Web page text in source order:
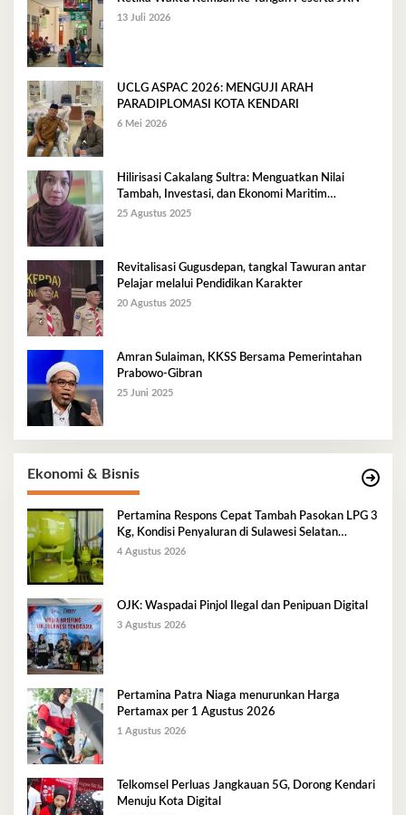
13 Juli 2026
UCLG ASPAC 2026: MENGUJI ARAH
PARADIPLOMASI KOTA KENDARI
6 Mei 2026
Hilirisasi Cakalang Sultra: Menguatkan Nilai
Tambah, Investasi, dan Ekonomi Maritim
Berkelanjutan
25 Agustus 2025
Revitalisasi Gugusdepan, tangkal Tawuran antar
Pelajar melalui Pendidikan Karakter
20 Agustus 2025
Amran Sulaiman, KKSS Bersama Pemerintahan
Prabowo-Gibran
25 Juni 2025
Ekonomi & Bisnis
Pertamina Respons Cepat Tambah Pasokan LPG 3
Kg, Kondisi Penyaluran di Sulawesi Selatan
Berlangsung Kondusif
4 Agustus 2026
OJK: Waspadai Pinjol Ilegal dan Penipuan Digital
3 Agustus 2026
Pertamina Patra Niaga menurunkan Harga
Pertamax per 1 Agustus 2026
1 Agustus 2026
Telkomsel Perluas Jangkauan 5G, Dorong Kendari
Menuju Kota Digital